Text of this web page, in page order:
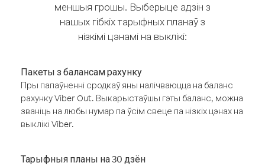
меншыя грошы. Выберыце адзін з
нашых гібкіх тарыфных планаў з
нізкімі цэнамі на выклікі:
Пакеты з балансам рахунку
Пры папаўненні сродкаў яны налічваюцца на баланс
рахунку Viber Out. Выкарыстаўшы гэты баланс, можна
званіць на любы нумар па ўсім свеце па нізкіх цэнах на
выклікі Viber.
Тарыфныя планы на 30 дзён